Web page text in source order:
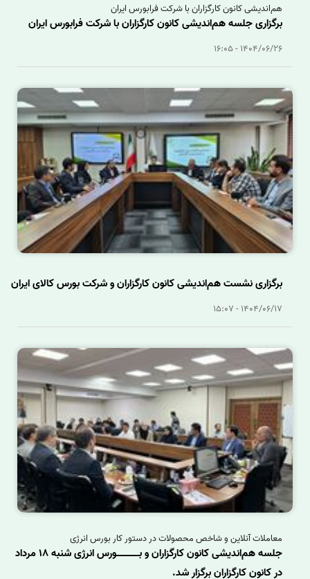
هم‌اندیشی کانون کارگزاران با شرکت فرابورس ایران
برگزاری جلسه هم‌اندیشی کانون کارگزاران با شرکت فرابورس ایران
1404/06/26 - 16:05
برگزاری نشست هم‌اندیشی کانون کارگزاران و شرکت بورس کالای ایران
1404/06/17 - 15:07
معاملات آنلاین و شاخص محصولات در دستور کار بورس انرژی
جلسه هم‌اندیشی کانون کارگزاران و بــــــــورس انرژی شنبه 18 مرداد
در کانون کارگزاران برگزار شد.